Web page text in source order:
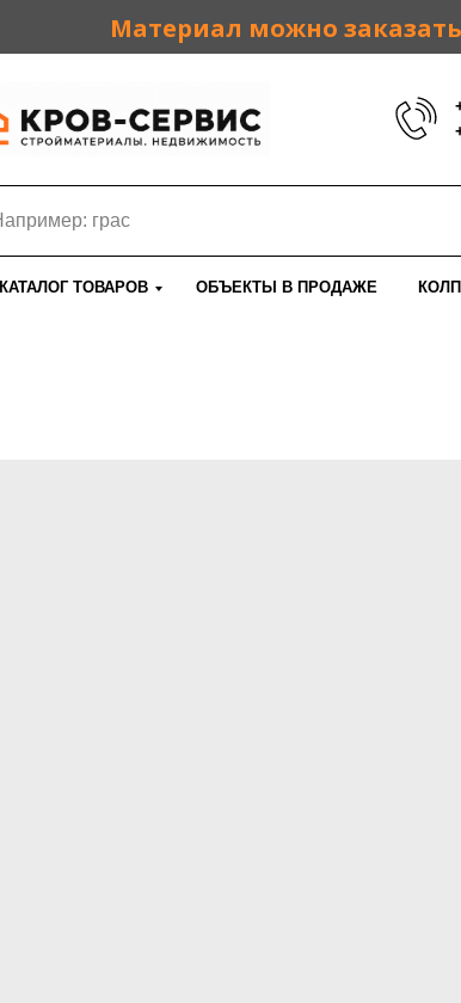
Материал можно
КАТАЛОГ ТОВАРОВ ОБЪЕКТЫ В ПРОДАЖЕ